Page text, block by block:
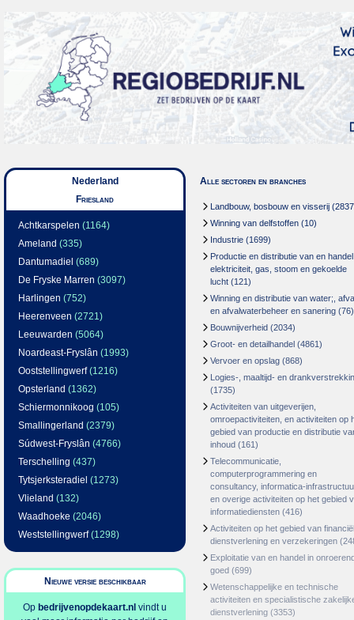
Nederland
Friesland
Achtkarspelen (1164)
Ameland (335)
Dantumadiel (689)
De Fryske Marren (3097)
Harlingen (752)
Heerenveen (2721)
Leeuwarden (5064)
Noardeast-Fryslân (1993)
Ooststellingwerf(1216)
Opsterland (1362)
Schiermonnikoog (105)
Smallingerland (2379)
Súdwest-Fryslân (4766)
Terschelling (437)
Tytsjerksteradiel (1273)
Vlieland (132)
Waadhoeke (2046)
Weststellingwerf(1298)
Nieuwe versie beschikbaar
Op bedrijvenopdekaart.nl vindt u
Alle sectoren en branches
Landbouw, bosbouw en visserij
Winning van delfstoffen (10)
Industrie (1699)
Productie en distributie van en
elektriciteit, gas, stoom en gekoelde
lucht (121)
Winning en distributie van water;,
en afvalwaterbeheer en sanering (76)
Bouwnijverheid (2034)
Groot- en detailhandel (4861)
Vervoer en opslag (868)
Logies-, maaltijd- en
(1735)
Activiteiten van uitgeverijen,
omroepactiviteiten, en activiteiten op
gebied van productie en distributie
inhoud (161)
Telecommunicatie,
computerprogrammering en
consultancy, informatica-
en overige activiteiten op het gebied
informatiediensten (416)
Activiteiten op het gebied van
dienstverlening en verzekeringen
Exploitatie van en handel in
goed (699)
Wetenschappelijke en technische
activiteiten en specialistische
dienstverlening (3353)